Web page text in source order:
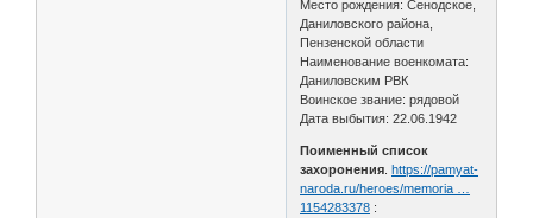
Место рождения: Сенодское,
Даниловского района,
Пензенской области
Наименование военкомата:
Даниловским РВК
Воинское звание: рядовой
Дата выбытия: 22.06.1942
Поименный список
захоронения .https://pamyat-
naroda.ru/heroes/memoria …
1154283378 :